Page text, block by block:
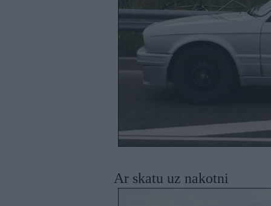
Ar skatu uz nakotni